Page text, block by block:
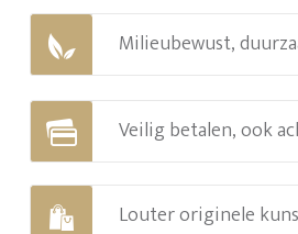
Milieubewust,
Veilig betalen, ook
Louter originele